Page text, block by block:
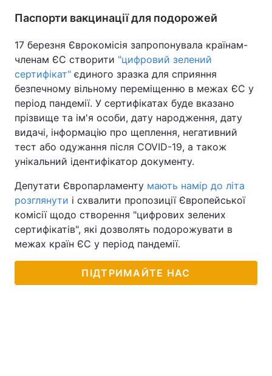
Паспорти вакцинації для подорожей
17 березня Єврокомісія запропонувала країнам-
членам ЄС створити "цифровий зелений
сертифікат" єдиного зразка для сприяння
безпечному вільному переміщенню в межах ЄС у
період пандемії. У сертифікатах буде вказано
прізвище та ім'я особи, дату народження, дату
видачі, інформацію про щеплення, негативний
тест або одужання після COVID-19, а також
унікальний ідентифікатор документу.
Депутати Європарламенту мають намір до літа
розглянути і схвалити пропозиції Європейської
комісії щодо створення "цифрових зелених
сертифікатів", які дозволять подорожувати в
межах країн ЄС у період пандемії.
ПІДТРИМАЙТЕ НАС